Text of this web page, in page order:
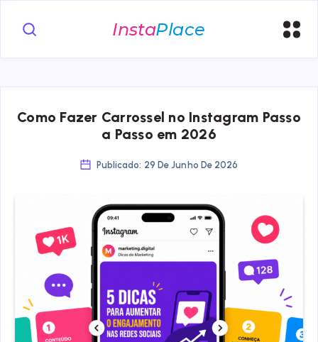
Como Fazer Carrossel no Instagram Passo
a Passo em 2026
Publicado: 29 De Junho De 2026